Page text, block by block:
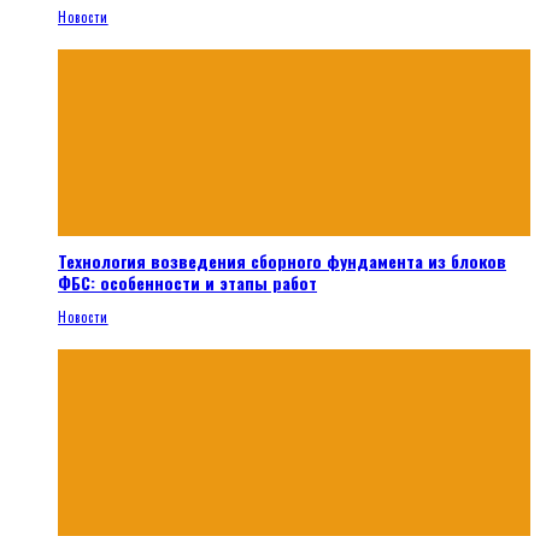
Новости
Технология возведения сборного фундамента из блоков
ФБС: особенности и этапы работ
Новости